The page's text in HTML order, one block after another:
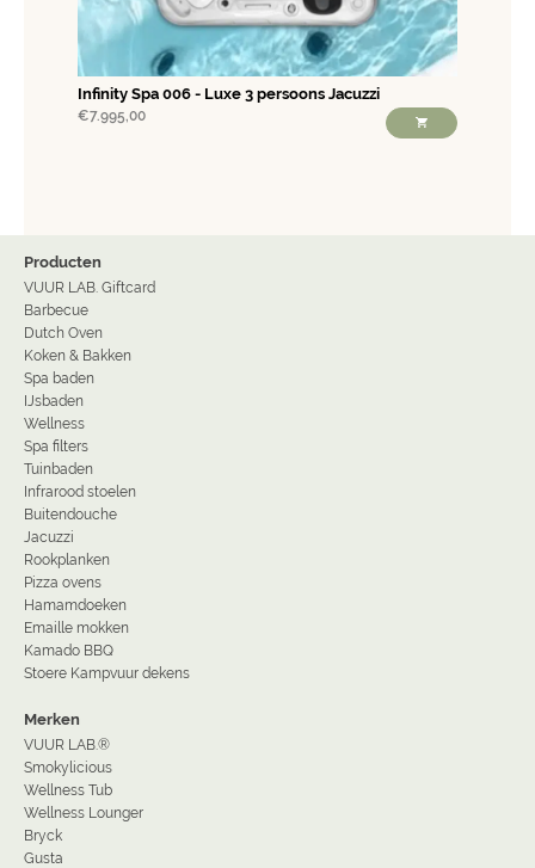
Infinity Spa 006 - Luxe 3 persoons Jacuzzi
€7.995,00
Producten
VUUR LAB. Giftcard
Barbecue
Dutch Oven
Koken & Bakken
Spa baden
IJsbaden
Wellness
Spa filters
Tuinbaden
Infrarood stoelen
Buitendouche
Jacuzzi
Rookplanken
Pizza ovens
Hamamdoeken
Emaille mokken
Kamado BBQ
Stoere Kampvuur dekens
Merken
VUUR LAB.®
Smokylicious
Wellness Tub
Wellness Lounger
Bryck
Gusta